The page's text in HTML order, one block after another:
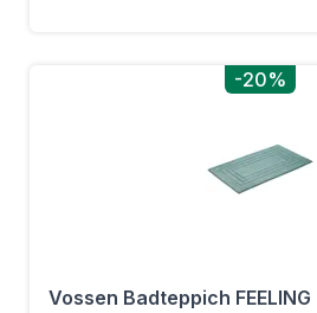
-20%
Vossen Badteppich